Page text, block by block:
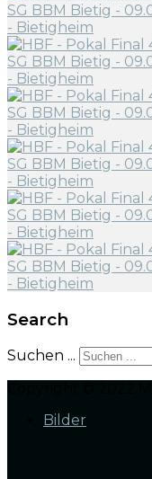
Search
Suchen ...
Bilder